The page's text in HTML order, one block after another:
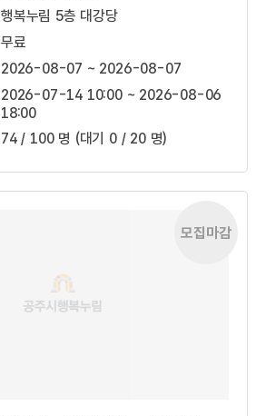
행복누림 5층 대강당
무료
2026-08-07 ~ 2026-08-07
2026-07-14 10:00 ~ 2026-08-06
18:00
74 / 100 명 (대기 0 / 20 명)
모집마감